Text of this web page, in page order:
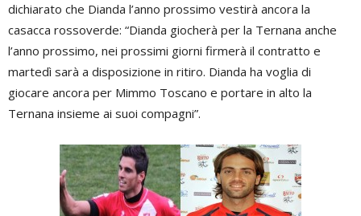
dichiarato che Dianda l’anno prossimo vestirà ancora la
casacca rossoverde: “Dianda giocherà per la Ternana anche
l’anno prossimo, nei prossimi giorni firmerà il contratto e
martedì sarà a disposizione in ritiro. Dianda ha voglia di
giocare ancora per Mimmo Toscano e portare in alto la
Ternana insieme ai suoi compagni”.